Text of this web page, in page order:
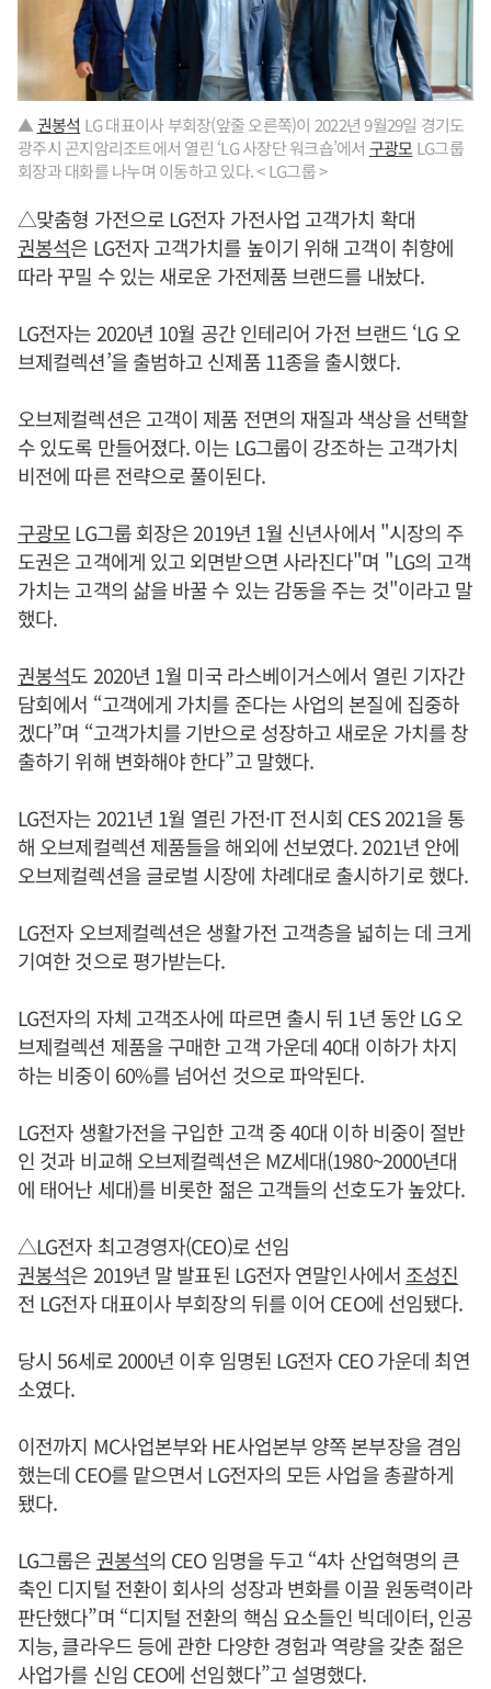
▲권봉석 LG 대표이사 부회장(앞줄 오른쪽)이 2022년 9월29일 경기도
광주시 곤지암리조트에서 열린 ‘LG 사장단 워크숍’에서 구광모 LG그룹
회장과 대화를 나누며 이동하고 있다. < LG그룹 >
△맞춤형 가전으로 LG전자 가전사업 고객가치 확대
권봉석은 LG전자 고객가치를 높이기 위해 고객이 취향에
따라 꾸밀 수 있는 새로운 가전제품 브랜드를 내놨다.
LG전자는 2020년 10월 공간 인테리어 가전 브랜드 ‘LG 오
브제컬렉션’을 출범하고 신제품 11종을 출시했다.
오브제컬렉션은 고객이 제품 전면의 재질과 색상을 선택할
수 있도록 만들어졌다. 이는 LG그룹이 강조하는 고객가치
비전에 따른 전략으로 풀이된다.
구광모LG그룹 회장은 2019년 1월 신년사에서 "시장의 주
도권은 고객에게 있고 외면받으면 사라진다"며 "LG의 고객
가치는 고객의 삶을 바꿀 수 있는 감동을 주는 것"이라고 말
했다.
권봉석도 2020년 1월 미국 라스베이거스에서 열린 기자간
담회에서 “고객에게 가치를 준다는 사업의 본질에 집중하
겠다”며 “고객가치를 기반으로 성장하고 새로운 가치를 창
출하기 위해 변화해야 한다”고 말했다.
LG전자는 2021년 1월 열린 가전·IT 전시회 CES 2021을 통
해 오브제컬렉션 제품들을 해외에 선보였다. 2021년 안에
오브제컬렉션을 글로벌 시장에 차례대로 출시하기로 했다.
LG전자 오브제컬렉션은 생활가전 고객층을 넓히는 데 크게
기여한 것으로 평가받는다.
LG전자의 자체 고객조사에 따르면 출시 뒤 1년 동안 LG 오
브제컬렉션 제품을 구매한 고객 가운데 40대 이하가 차지
하는 비중이 60%를 넘어선 것으로 파악된다.
LG전자 생활가전을 구입한 고객 중 40대 이하 비중이 절반
인 것과 비교해 오브제컬렉션은 MZ세대(1980~2000년대
에 태어난 세대)를 비롯한 젊은 고객들의 선호도가 높았다.
△LG전자 최고경영자(CEO)로 선임
권봉석은 2019년 말 발표된 LG전자 연말인사에서 조성진
전 LG전자 대표이사 부회장의 뒤를 이어 CEO에 선임됐다.
당시 56세로 2000년 이후 임명된 LG전자 CEO 가운데 최연
소였다.
이전까지 MC사업본부와 HE사업본부 양쪽 본부장을 겸임
했는데 CEO를 맡으면서 LG전자의 모든 사업을 총괄하게
됐다.
LG그룹은 권봉석의 CEO 임명을 두고 “4차 산업혁명의 큰
축인 디지털 전환이 회사의 성장과 변화를 이끌 원동력이라
판단했다”며 “디지털 전환의 핵심 요소들인 빅데이터, 인공
지능, 클라우드 등에 관한 다양한 경험과 역량을 갖춘 젊은
사업가를 신임 CEO에 선임했다”고 설명했다.